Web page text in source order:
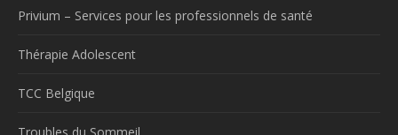
Privium – Services pour les professionnels de santé
Thérapie Adolescent
TCC Belgique